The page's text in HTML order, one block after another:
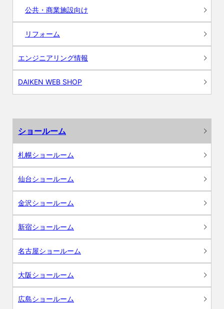
公共・商業施設向け
リフォーム
エンジニアリング情報
DAIKEN WEB SHOP
ショールーム
札幌ショールーム
仙台ショールーム
金沢ショールーム
新宿ショールーム
名古屋ショールーム
大阪ショールーム
広島ショールーム